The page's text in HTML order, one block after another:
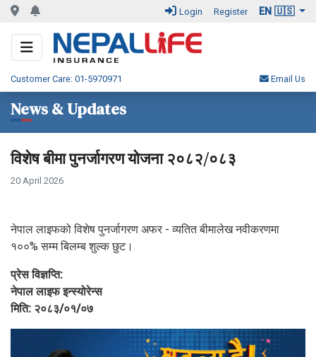
Login Register EN 🇺🇸
Customer Care: 01-5970971 Email Us
News & Updates
विशेष बीमा पुनर्जागरण योजना २०८२/०८३
20 April 2026
नेपाल लाइफको विशेष पुनर्जागरण अफर - व्यतित बीमालेख नवीकरणमा
१००% सम्म बिलम्ब शुल्क छुट।
प्रेस विज्ञप्ति:
नेपाल लाइफ इन्स्योरेन्स
मिति: २०८३/०१/०७